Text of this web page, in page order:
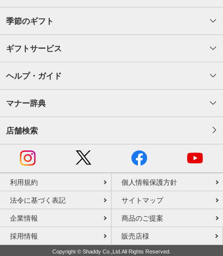
季節のギフト
ギフトサービス
ヘルプ・ガイド
マナー辞典
店舗検索
利用規約 個人情報保護方針
法令に基づく表記 サイトマップ
企業情報 商品のご提案
採用情報 販売店様
Copyright © Shaddy Co.,Ltd.All Rights Reserved.